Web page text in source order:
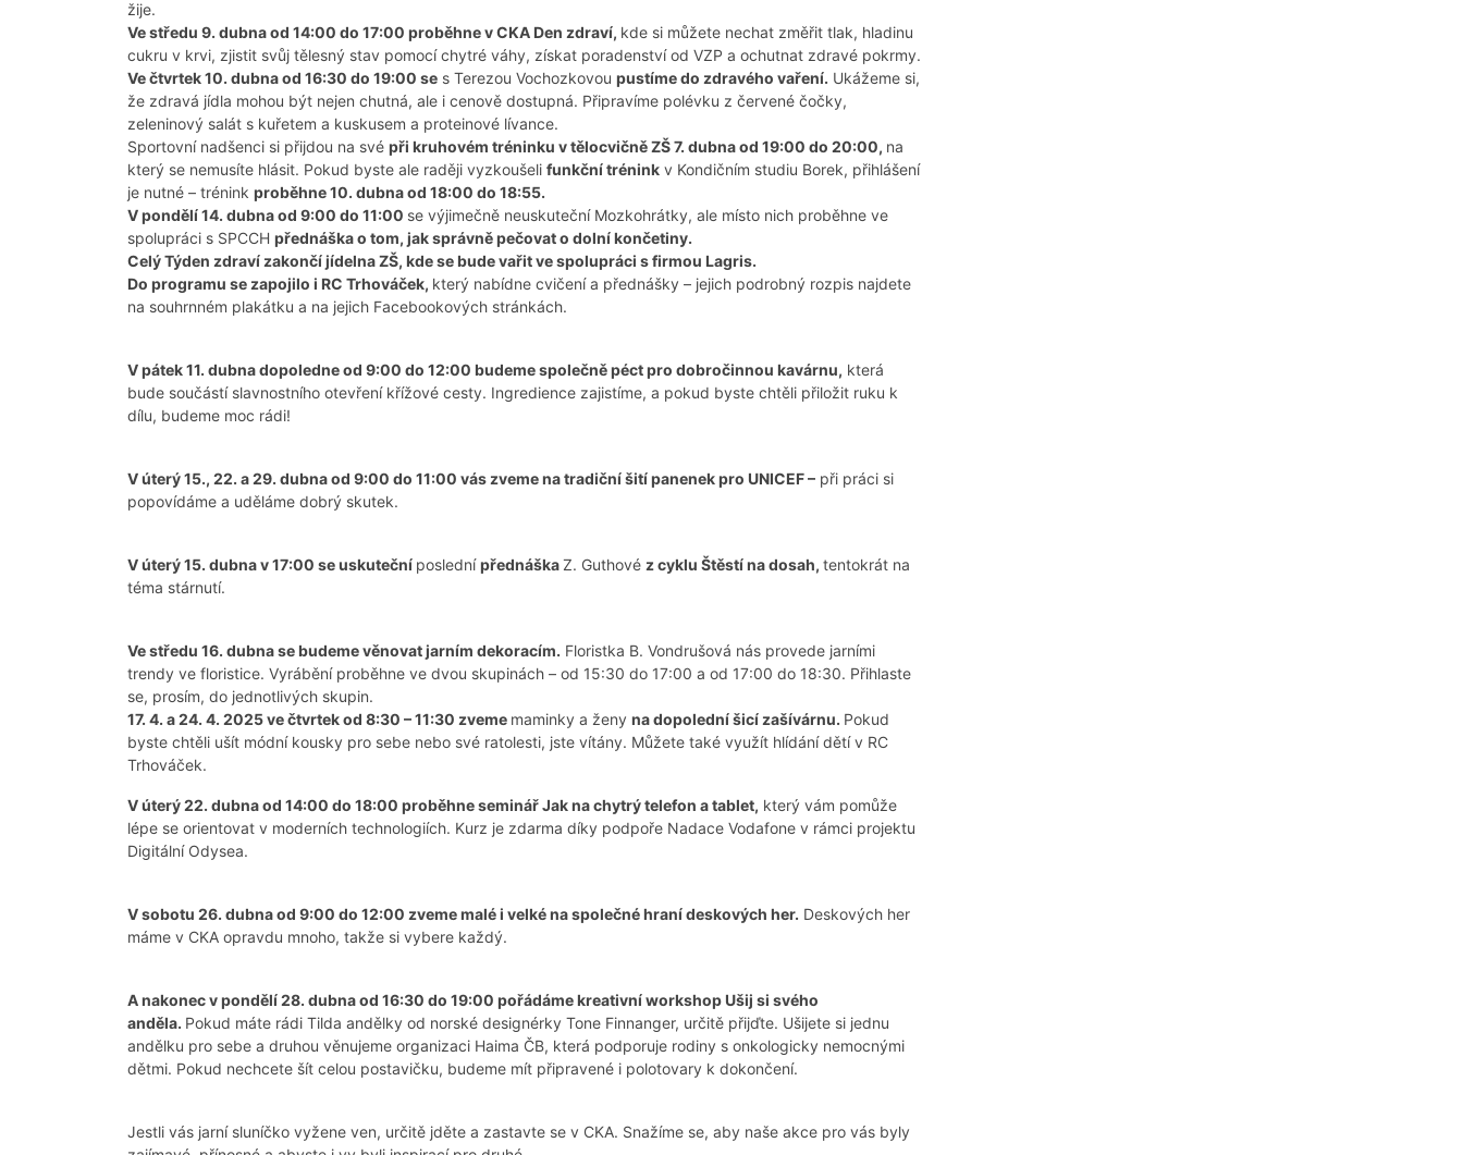
žije.
Ve středu 9. dubna od 14:00 do 17:00 proběhne v CKA Den zdraví, kde si můžete nechat změřit tlak, hladinu
cukru v krvi, zjistit svůj tělesný stav pomocí chytré váhy, získat poradenství od VZP a ochutnat zdravé pokrmy.
Ve čtvrtek 10. dubna od 16:30 do 19:00 se s Terezou Vochozkovou pustíme do zdravého vaření. Ukážeme si,
že zdravá jídla mohou být nejen chutná, ale i cenově dostupná. Připravíme polévku z červené čočky,
zeleninový salát s kuřetem a kuskusem a proteinové lívance.
Sportovní nadšenci si přijdou na své při kruhovém tréninku v tělocvičně ZŠ 7. dubna od 19:00 do 20:00, na
který se nemusíte hlásit. Pokud byste ale raději vyzkoušeli funkční trénink v Kondičním studiu Borek, přihlášení
je nutné – trénink proběhne 10. dubna od 18:00 do 18:55.
V pondělí 14. dubna od 9:00 do 11:00 se výjimečně neuskuteční Mozkohrátky, ale místo nich proběhne ve
spolupráci s SPCCH přednáška o tom, jak správně pečovat o dolní končetiny.
Celý Týden zdraví zakončí jídelna ZŠ, kde se bude vařit ve spolupráci s firmou Lagris.
Do programu se zapojilo i RC Trhováček, který nabídne cvičení a přednášky – jejich podrobný rozpis najdete
na souhrnném plakátku a na jejich Facebookových stránkách.
V pátek 11. dubna dopoledne od 9:00 do 12:00 budeme společně péct pro dobročinnou kavárnu, která
bude součástí slavnostního otevření křížové cesty. Ingredience zajistíme, a pokud byste chtěli přiložit ruku k
dílu, budeme moc rádi!
V úterý 15., 22. a 29. dubna od 9:00 do 11:00 vás zveme na tradiční šití panenek pro UNICEF – při práci si
popovídáme a uděláme dobrý skutek.
V úterý 15. dubna v 17:00 se uskuteční poslednípřednáškaZ. Guthové z cyklu Štěstí na dosah, tentokrát na
téma stárnutí.
Ve středu 16. dubna se budeme věnovat jarním dekoracím. Floristka B. Vondrušová nás provede jarními
trendy ve floristice. Vyrábění proběhne ve dvou skupinách – od 15:30 do 17:00 a od 17:00 do 18:30. Přihlaste
se, prosím, do jednotlivých skupin.
17. 4. a 24. 4. 2025 ve čtvrtek od 8:30 – 11:30 zveme maminky a ženy na dopolední šicí zašívárnu. Pokud
byste chtěli ušít módní kousky pro sebe nebo své ratolesti, jste vítány. Můžete také využít hlídání dětí v RC
Trhováček.
V úterý 22. dubna od 14:00 do 18:00 proběhne seminář Jak na chytrý telefon a tablet, který vám pomůže
lépe se orientovat v moderních technologiích. Kurz je zdarma díky podpoře Nadace Vodafone v rámci projektu
Digitální Odysea.
V sobotu 26. dubna od 9:00 do 12:00 zveme malé i velké na společné hraní deskových her. Deskových her
máme v CKA opravdu mnoho, takže si vybere každý.
A nakonec v pondělí 28. dubna od 16:30 do 19:00 pořádáme kreativní workshop Ušij si svého
anděla. Pokud máte rádi Tilda andělky od norské designérky Tone Finnanger, určitě přijďte. Ušijete si jednu
andělku pro sebe a druhou věnujeme organizaci Haima ČB, která podporuje rodiny s onkologicky nemocnými
dětmi. Pokud nechcete šít celou postavičku, budeme mít připravené i polotovary k dokončení.
Jestli vás jarní sluníčko vyžene ven, určitě jděte a zastavte se v CKA. Snažíme se, aby naše akce pro vás byly